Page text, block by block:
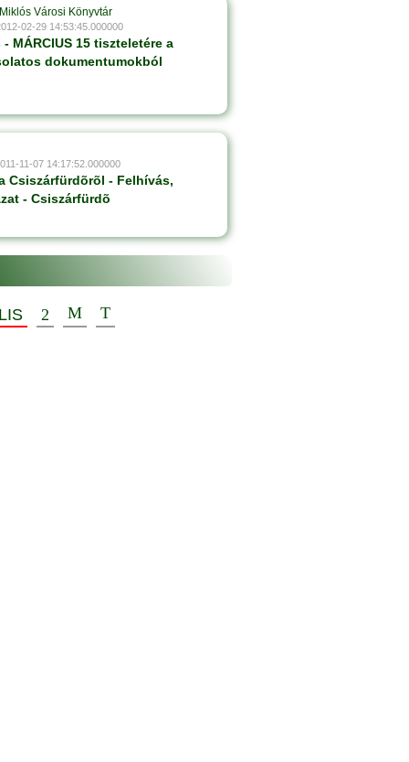
Városi Könyvtár
02-29 14:53:45.000000
MÁRCIUS 15 tiszteletére a
dokumentumokból
11-07 14:17:52.000000
Csiszárfürdõrõl - Felhívás,
- Csiszárfürdõ